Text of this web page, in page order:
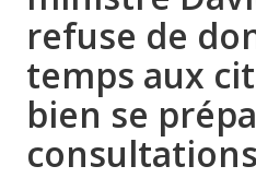
refuse de
temps aux
bien se